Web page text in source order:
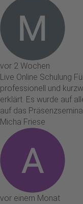
vor 2 Wochen
Live Online Schulung
professionell und
erklärt. Es wurde auf
auf das
Micha Friese
vor einem Monat